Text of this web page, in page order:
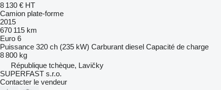
8 130 € HT
Camion plate-forme
2015
670 115 km
Euro 6
Puissance 320 ch (235 kW) Carburant diesel Capacité de charge
8 800 kg
République tchèque, Lavičky
SUPERFAST s.r.o.
Contacter le vendeur